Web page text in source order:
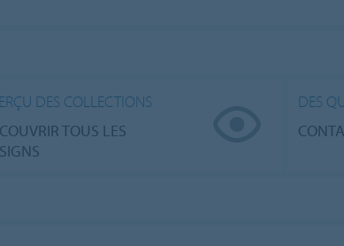
DES COLLECTIONS
TOUS LES
DES